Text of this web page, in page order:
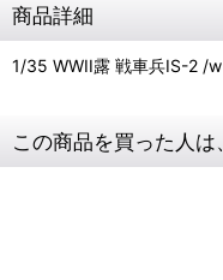
商品詳細
1/35 WWII露 戦車兵IS-2 /
この商品を買った人